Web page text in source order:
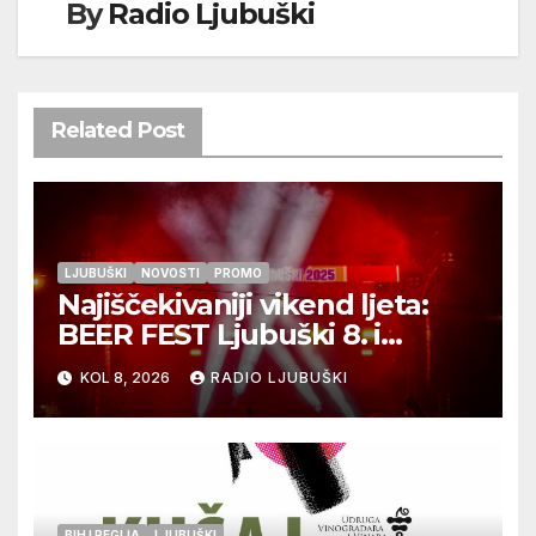
ByRadio Ljubuški
Related Post
LJUBUŠKI NOVOSTI PROMO
Najiščekivaniji vikend ljeta:
BEER FEST Ljubuški 8. i
9.kolovoza
KOL 8, 2026 RADIO LJUBUŠKI